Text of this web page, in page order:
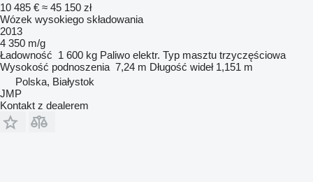
10 485 € ≈ 45 150 zł
Wózek wysokiego składowania
2013
4 350 m/g
Ładowność 1 600 kg Paliwo elektr. Typ masztu trzyczęściowa
Wysokość podnoszenia 7,24 m Długość wideł 1,151 m
Polska, Białystok
JMP
Kontakt z dealerem